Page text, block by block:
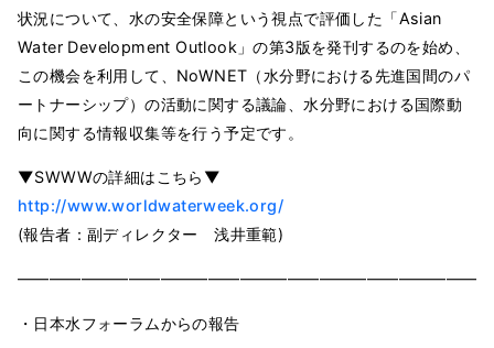
状況について、水の安全保障という視点で評価した「Asian
Water Development Outlook」の第3版を発刊するのを始め、
この機会を利用して、NoWNET（水分野における先進国間のパ
ートナーシップ）の活動に関する議論、水分野における国際動
向に関する情報収集等を行う予定です。
▼SWWWの詳細はこちら▼
http://www.worldwaterweek.org/
(報告者：副ディレクター 浅井重範)
・日本水フォーラムからの報告